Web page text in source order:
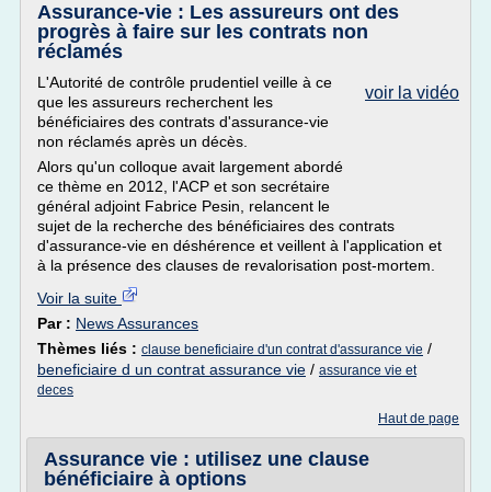
Assurance-vie : Les assureurs ont des
progrès à faire sur les contrats non
réclamés
voir la vidéo
L'Autorité de contrôle prudentiel veille à ce
que les assureurs recherchent les
bénéficiaires des contrats d'assurance-vie
non réclamés après un décès.
Alors qu'un colloque avait largement abordé
ce thème en 2012, l'ACP et son secrétaire
général adjoint Fabrice Pesin, relancent le
sujet de la recherche des bénéficiaires des contrats
d'assurance-vie en déshérence et veillent à l'application et
à la présence des clauses de revalorisation post-mortem.
Voir la suite
Par : News Assurances
Thèmes liés : clause beneficiaire d'un contrat d'assurance vie /
beneficiaire d un contrat assurance vie / assurance vie et
deces
Haut de page
Assurance vie : utilisez une clause
bénéficiaire à options